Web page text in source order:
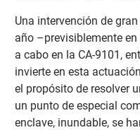
Una intervención de
año –previsiblemente
a cabo en la CA-9101,
invierte en esta
el propósito de resolver
un punto de especial
enclave, inundable, se